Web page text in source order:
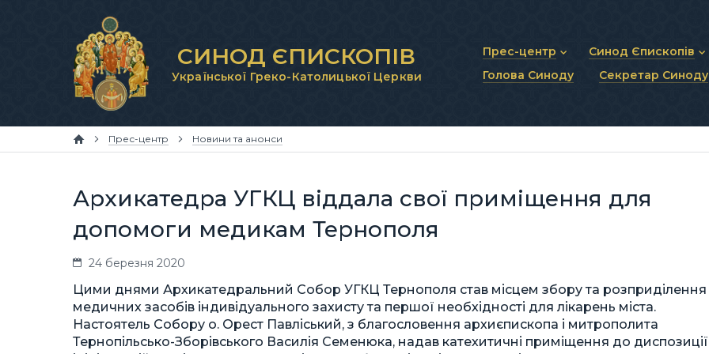
СИНОД ЄПИСКОПІВ
Української Греко-Католицької Церкви
Прес-центр
Новини та анонси
Синод Єпископів
Статут Синоду
Синодальні органи
Голова Синоду Секретар Синоду
Прес-центр Новини та анонси
Архикатедра УГКЦ віддала свої приміщення для
допомоги медикам Тернополя
24 березня 2020
Цими днями Архикатедральний Собор УГКЦ Тернополя став місцем збору та розприділення
медичних засобів індивідуального захисту та першої необхідності для лікарень міста.
Настоятель Собору о. Орест Павліський, з благословення архиєпископа і митрополита
Тернопільсько-Зборівського Василія Семенюка, надав катехитичні приміщення до диспозиції